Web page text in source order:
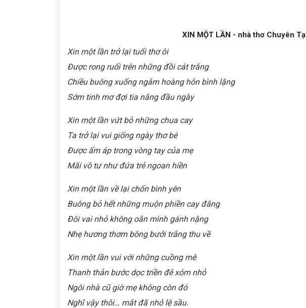
XIN MỘT LẦN - nhà thơ Chuyên Tạ
Xin một lần trở lại tuổi thơôi
Được rong ruổi trên những đồi cát trắng
Chiều buông xuống ngắm hoàng hôn bình lặng
Sớm tinh mơ đợi tia nắng đầu ngày
Xin một lần vứt bỏ những chua cay
Ta trở lại vui giống ngày thơ bé
Được ấm áp trong vòng tay của mẹ
Mãi vô tư như đứa trẻ ngoan hiền
Xin một lần về lại chốn bình yên
Buông bỏ hết những muộn phiền cay đắng
Đôi vai nhỏ không oằn mình gánh nặng
Nhẹ hương thơm bông bưởi trắng thu về
Xin một lần vui với những cuồng mê
Thanh thản bước dọc triền đê xóm nhỏ
Ngôi nhà cũ giờ mẹkhông còn đó
Nghĩ vậy thôi… mắt đã nhỏ lệ sầu.